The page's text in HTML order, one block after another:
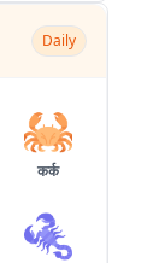
Daily
कर्क